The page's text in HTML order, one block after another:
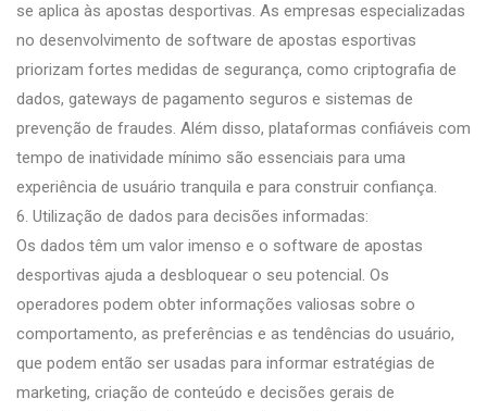
se aplica às apostas desportivas. As empresas especializadas
no desenvolvimento de software de apostas esportivas
priorizam fortes medidas de segurança, como criptografia de
dados, gateways de pagamento seguros e sistemas de
prevenção de fraudes. Além disso, plataformas confiáveis ​​com
tempo de inatividade mínimo são essenciais para uma
experiência de usuário tranquila e para construir confiança.
6. Utilização de dados para decisões informadas:
Os dados têm um valor imenso e o software de apostas
desportivas ajuda a desbloquear o seu potencial. Os
operadores podem obter informações valiosas sobre o
comportamento, as preferências e as tendências do usuário,
que podem então ser usadas para informar estratégias de
marketing, criação de conteúdo e decisões gerais de